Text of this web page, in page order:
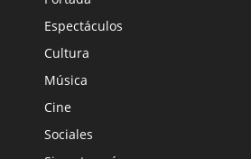
Espectáculos
Cultura
Música
Cine
Sociales